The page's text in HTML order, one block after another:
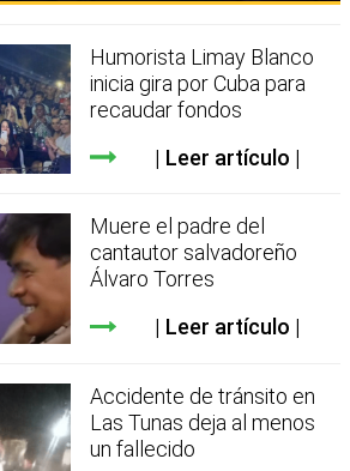
Humorista Limay Blanco
inicia gira por Cuba para
recaudar fondos
Leer artículo
Muere el padre del
cantautor salvadoreño
Álvaro Torres
Leer artículo
Accidente de tránsito en
Las Tunas deja al menos
un fallecido